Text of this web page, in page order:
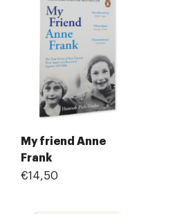
My friend Anne
Frank
€14,50